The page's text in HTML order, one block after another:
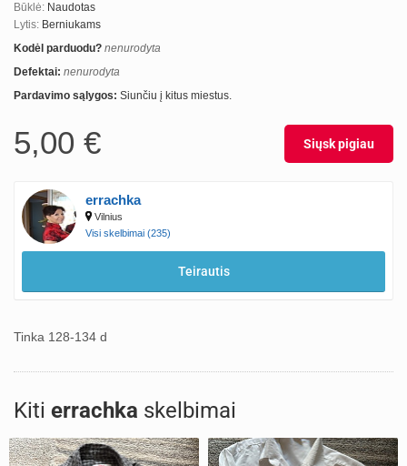
Būklė: Naudotas
Lytis: Berniukams
Kodėl parduodu? nenurodyta
Defektai: nenurodyta
Pardavimo sąlygos: Siunčiu į kitus miestus.
5,00 € Siųsk pigiau
errachka
Vilnius
Visi skelbimai (235)
Teirautis
Tinka 128-134 d
Kiti errachka skelbimai